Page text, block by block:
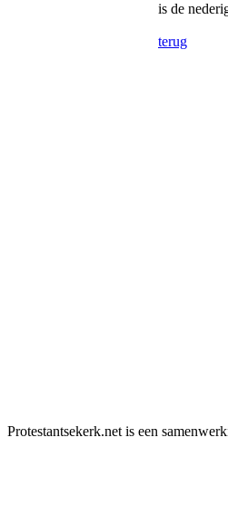
is de
terug
Protestantsekerk.net is een